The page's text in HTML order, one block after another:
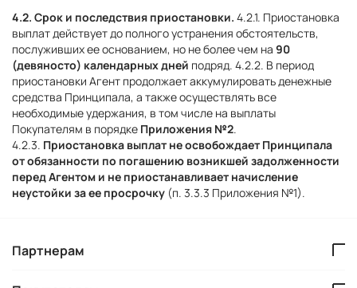
4.2. Срок и последствия приостановки. 4.2.1. Приостановка
выплат действует до полного устранения обстоятельств,
послуживших ее основанием, но не более чем на 90
(девяносто) календарных дней подряд. 4.2.2. В период
приостановки Агент продолжает аккумулировать денежные
средства Принципала, а также осуществлять все
необходимые удержания, в том числе на выплаты
Покупателям в порядке Приложения №2.
4.2.3. Приостановка выплат не освобождает Принципала
от обязанности по погашению возникшей задолженности
перед Агентом и не приостанавливает начисление
неустойки за ее просрочку (п. 3.3.3 Приложения №1).
Партнерам